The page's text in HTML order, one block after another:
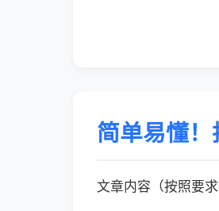
简单易懂！
文章内容（按照要